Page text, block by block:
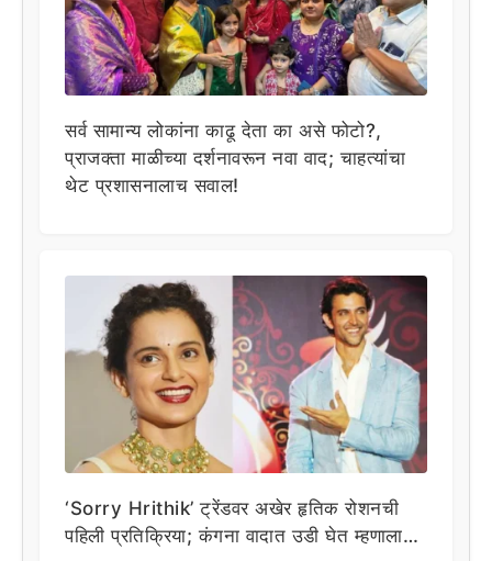
सर्व सामान्य लोकांना काढू देता का असे फोटो?,
प्राजक्ता माळीच्या दर्शनावरून नवा वाद; चाहत्यांचा
थेट प्रशासनालाच सवाल!
‘Sorry Hrithik’ ट्रेंडवर अखेर हृतिक रोशनची
पहिली प्रतिक्रिया; कंगना वादात उडी घेत म्हणाला…